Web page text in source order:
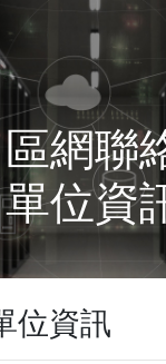
區網聯
單位資
位資訊